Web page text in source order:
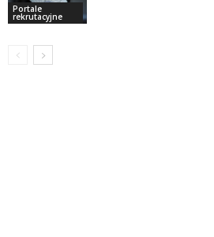
Portale
rekrutacyjne